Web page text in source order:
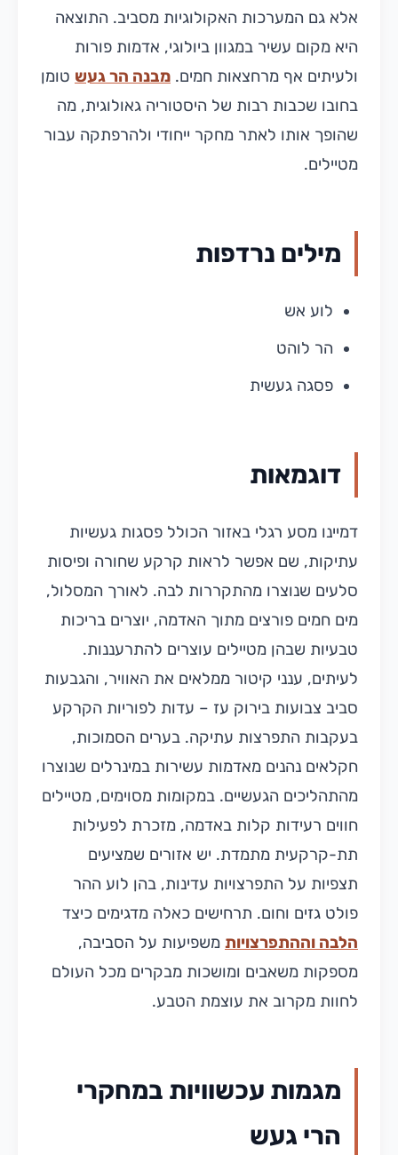
אלא גם המערכות האקולוגיות מסביב. התוצאה
היא מקום עשיר במגוון ביולוגי, אדמות פורות
ולעיתים אף מרחצאות חמים. מבנה הר געש טומן
בחובו שכבות רבות של היסטוריה גאולוגית, מה
שהופך אותו לאתר מחקר ייחודי ולהרפתקה עבור
מטיילים.
מילים נרדפות
לוע אש
הר לוהט
פסגה געשית
דוגמאות
דמיינו מסע רגלי באזור הכולל פסגות געשיות
עתיקות, שם אפשר לראות קרקע שחורה ופיסות
סלעים שנוצרו מהתקררות לבה. לאורך המסלול,
מים חמים פורצים מתוך האדמה, יוצרים בריכות
טבעיות שבהן מטיילים עוצרים להתרעננות.
לעיתים, ענני קיטור ממלאים את האוויר, והגבעות
סביב צבועות בירוק עז – עדות לפוריות הקרקע
בעקבות התפרצות עתיקה. בערים הסמוכות,
חקלאים נהנים מאדמות עשירות במינרלים שנוצרו
מהתהליכים הגעשיים. במקומות מסוימים, מטיילים
חווים רעידות קלות באדמה, מזכרת לפעילות
תת-קרקעית מתמדת. יש אזורים שמציעים
תצפיות על התפרצויות עדינות, בהן לוע ההר
פולט גזים וחום. תרחישים כאלה מדגימים כיצד
הלבה וההתפרצויות משפיעות על הסביבה,
מספקות משאבים ומושכות מבקרים מכל העולם
לחוות מקרוב את עוצמת הטבע.
מגמות עכשוויות במחקרי
הרי געש